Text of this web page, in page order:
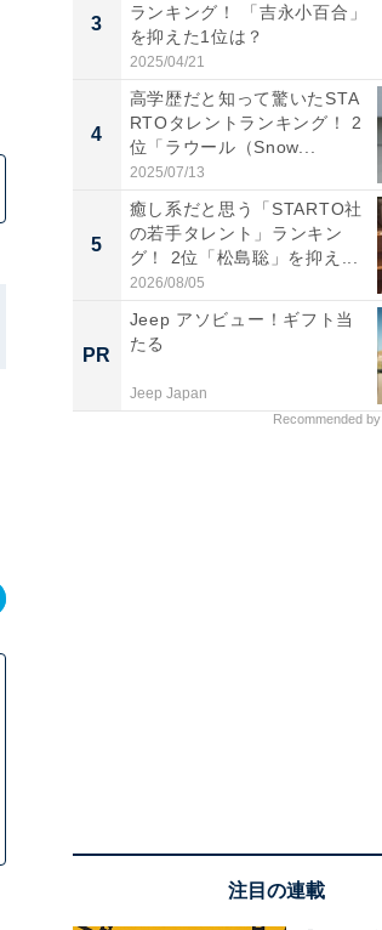
3
ランキング！ 「吉永小百合」
を抑えた1位は？
2025/04/21
4
高学歴だと知って驚いたSTA
RTOタレントランキング！ 2
位「ラウール（Snow...
2025/07/13
5
癒し系だと思う「STARTO社
の若手タレント」ランキン
グ！ 2位「松島聡」を抑え...
2026/08/05
PR
Jeep アソビュー！ギフト当
たる
Jeep Japan
Recommended by
注目の連載